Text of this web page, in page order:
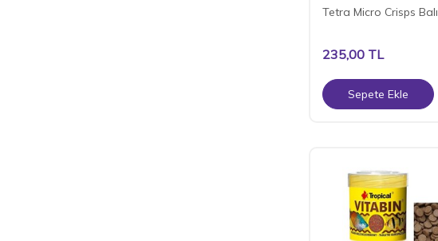
Tetra Micro Crisps
235,00 TL
Sepete Ekle